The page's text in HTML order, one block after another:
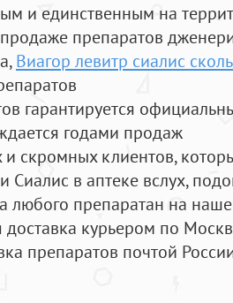
и единственным на
препаратов
, Виагор левитр сиалис
гарантируется
годами продаж
и скромных клиентов,
Сиалис в аптеке вслух,
любого препаратан на
курьером по
препаратов почтой